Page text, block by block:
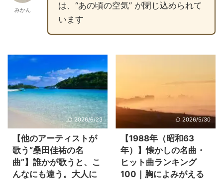
みかん
は、“あの頃の空気” が閉じ込められて
います
2026/6/23
【他のアーティストが
歌う“桑田佳祐の名
曲”】誰かが歌うと、こ
んなにも違う。大人に
2026/5/30
【1988年（昭和63
年）】懐かしの名曲・
ヒット曲ランキング
100｜胸によみがえる